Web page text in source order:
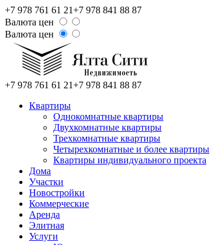
+7 978 761 61 21+7 978 841 88 87
Валюта цен
Валюта цен
+7 978 761 61 21+7 978 841 88 87
Квартиры
Однокомнатные квартиры
Двухкомнатные квартиры
Трехкомнатные квартиры
Четырехкомнатные и более квартиры
Квартиры индивидуального проекта
Дома
Участки
Новостройки
Коммерческие
Аренда
Элитная
Услуги